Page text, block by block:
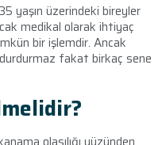
yaşın üzerindeki bireyler
medikal olarak ihtiyaç
bir işlemdir. Ancak
fakat birkaç sene